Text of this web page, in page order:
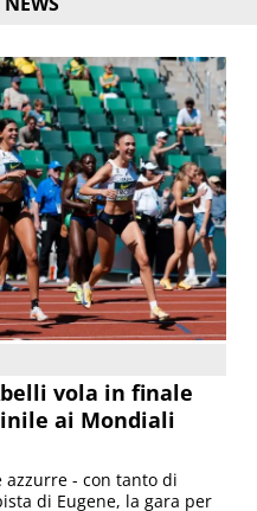
vola in finale
ai Mondiali
- con tanto di
di Eugene, la gara per